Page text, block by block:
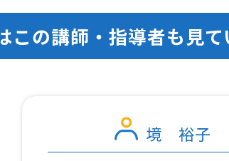
この講師・指導者も見て
境 裕子